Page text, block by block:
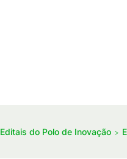
Editais do Polo de Inovação